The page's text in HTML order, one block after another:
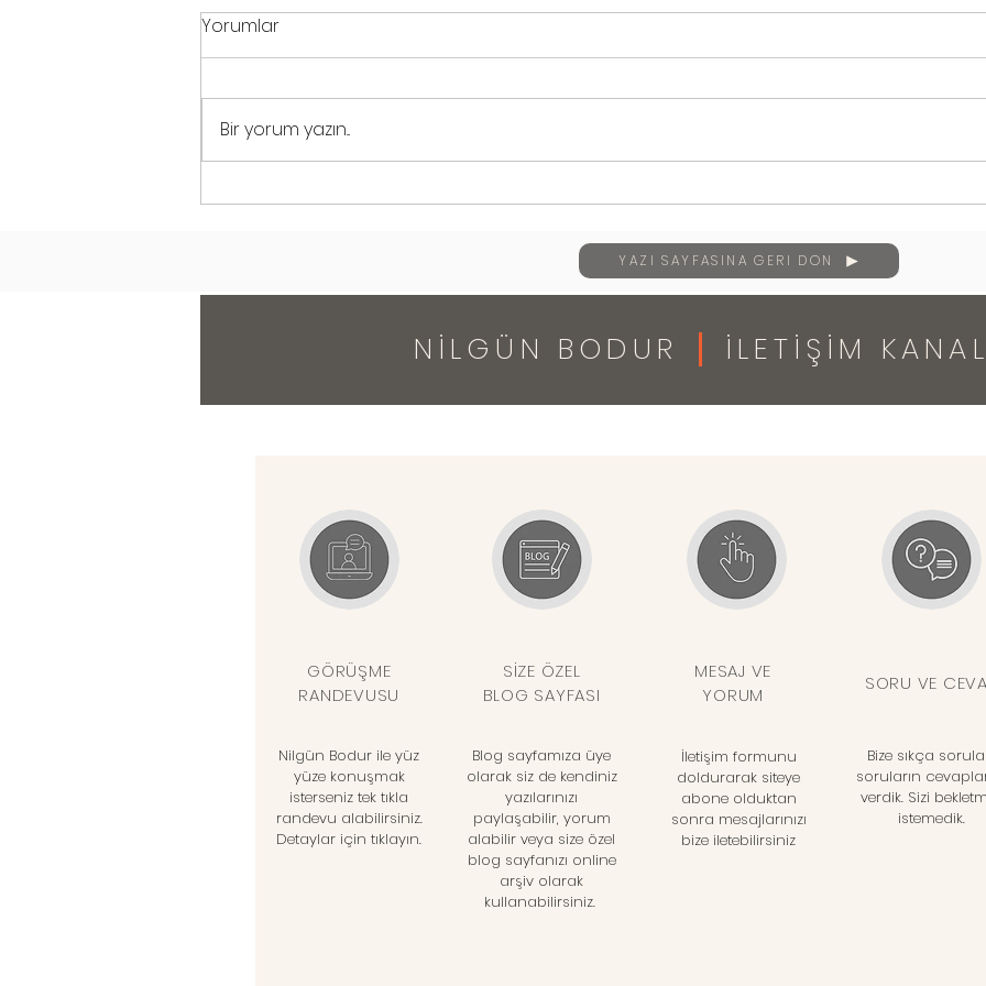
Hayır Deme Sanatı
Yorumlar
Bir yorum yazın...
YAZI SAYFASINA GERİ DÖN
NİLGÜN BODUR İLETİŞİM
GÖRÜŞME
RANDEVUSU
Nilgün Bodur ile yüz
yüze konuşmak
isterseniz tek tıkla
randevu alabilirsiniz.
Detaylar için tıklayın.
SİZE ÖZEL
BLOG SAYFASI
Blog sayfamıza üye
olarak siz de kendiniz
yazılarınızı
paylaşabilir, yorum
alabilir veya size özel
blog sayfanızı online
arşiv olarak
kullanabilirsiniz.
MESAJ VE
YORUM
İletişim formunu
doldurarak siteye
abone olduktan
sonra mesajlarınızı
bize iletebilirsiniz
SORU VE
Bize sıkça
soruların
verdik. Sizi
istemedik.